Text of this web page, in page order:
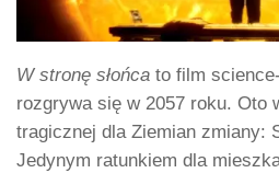
W stronę słońca to film
rozgrywa się w 2057 roku. Oto
tragicznej dla Ziemian zmiany:
Jedynym ratunkiem dla